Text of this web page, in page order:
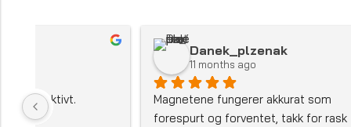
Danek_plzenak
11 months ago
Magnetene fungerer akkurat som
forespurt og forventet, takk for rask
Den